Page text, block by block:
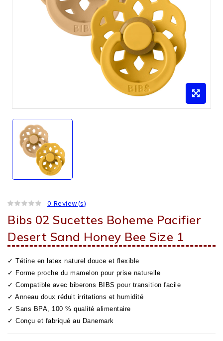
0 Review(s)
Bibs 02 Sucettes Boheme Pacifier
Desert Sand Honey Bee Size 1
✓ Tétine en latex naturel douce et flexible
✓ Forme proche du mamelon pour prise naturelle
✓ Compatible avec biberons BIBS pour transition facile
✓ Anneau doux réduit irritations et humidité
✓ Sans BPA, 100 % qualité alimentaire
✓ Conçu et fabriqué au Danemark